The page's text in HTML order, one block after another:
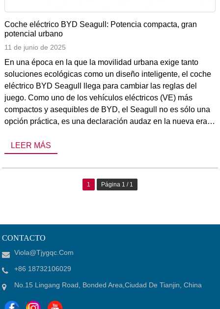
Coche eléctrico BYD Seagull: Potencia compacta, gran
potencial urbano
11 de junio de 2025
En una época en la que la movilidad urbana exige tanto
soluciones ecológicas como un diseño inteligente, el coche
eléctrico BYD Seagull llega para cambiar las reglas del
juego. Como uno de los vehículos eléctricos (VE) más
compactos y asequibles de BYD, el Seagull no es sólo una
opción práctica, es una declaración audaz en la nueva era
LEER MÁS
1 Página 1 / 1
CONTACTO
Viola@tjygqc.com
+86 18732106029
No.15 Lingang Road, Bonded Area,Ciudad De Tianjin, China